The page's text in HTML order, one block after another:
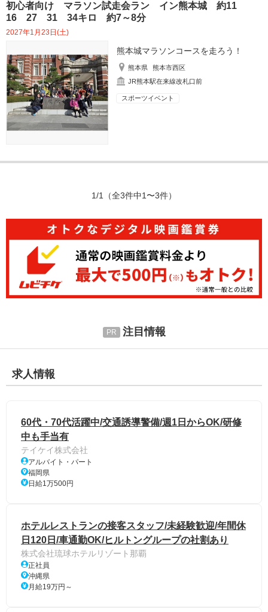
初心者向け マラソン試走会ラン イン熊本城 約11
16 27 31 34キロ 約7～8分
2027年1月23日(土)
熊本城マラソンコースを走ろう！
熊本県
熊本市西区
JR熊本駅在来線改札口前
スポーツイベント
1/1 （全3件中1〜3件）
注目情報
求人情報
60代・70代活躍中/交通誘導警備/週1日からOK/研修
中も手当有
テイケイ株式会社
アルバイト・パート
福岡県
日給1万500円
ホテルレストランの接客スタッフ/未経験歓迎/年間休
日120日/車通勤OK/ヒルトングループの社割あり
株式会社琉球ホテルリゾート那覇
正社員
沖縄県
月給19万円～